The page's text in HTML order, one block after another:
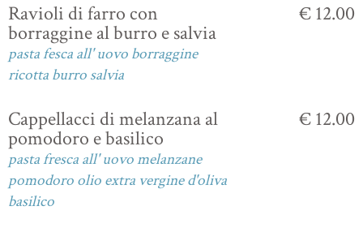
Ravioli di farro con
borraggine al burro e salvia
pasta fesca all' uovo borraggine
ricotta burro salvia
€ 12.00
Cappellacci di melanzana al
pomodoro e basilico
pasta fresca all' uovo melanzane
pomodoro olio extra vergine d'oliva
basilico
€ 12.00